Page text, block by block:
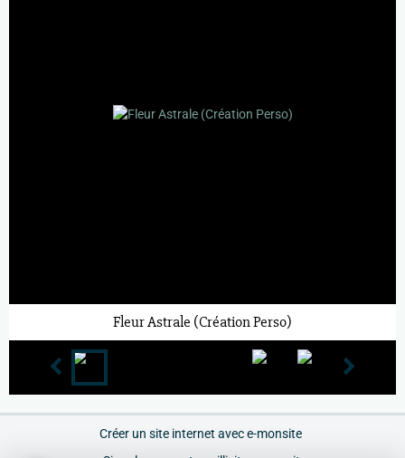
Fleur Astrale (Création Perso)
Créer un site internet avec e-monsite